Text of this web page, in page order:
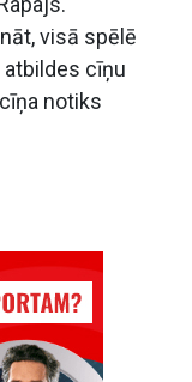
visā spēlē
atbildes cīņu
notiks